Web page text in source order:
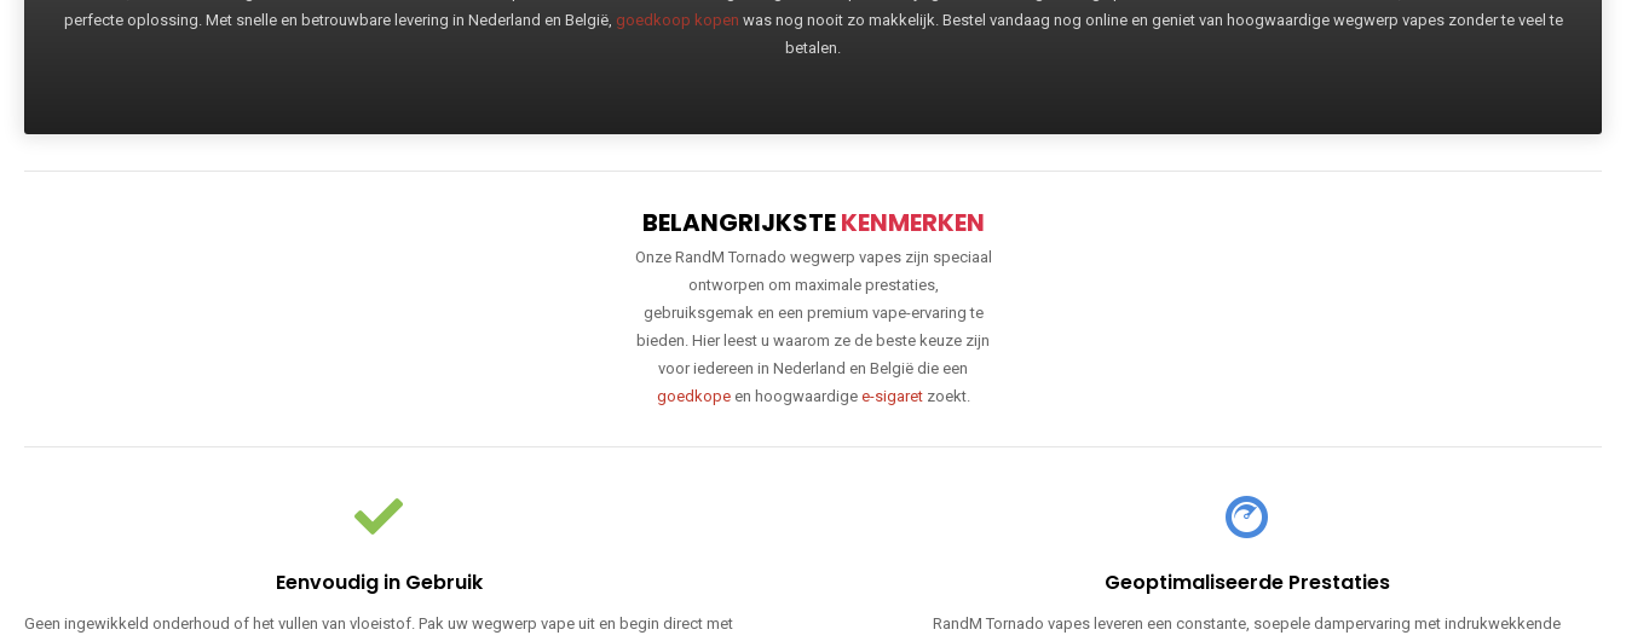
perfecte oplossing. Met snelle en betrouwbare levering in Nederland en België, goedkoop kopen was nog nooit zo makkelijk. Bestel vandaag nog online en geniet van hoogwaardige wegwerp vapes zonder te veel te
betalen.
BELANGRIJKSTEKENMERKEN
Onze RandM Tornado wegwerp vapes zijn speciaal
ontworpen om maximale prestaties,
gebruiksgemak en een premium vape-ervaring te
bieden. Hier leest u waarom ze de beste keuze zijn
voor iedereen in Nederland en België die een
goedkopeen hoogwaardige e-sigaretzoekt.
Eenvoudig in Gebruik
Geen ingewikkeld onderhoud of het vullen van vloeistof. Pak uw wegwerp vape uit en begin direct met
Geoptimaliseerde Prestaties
RandM Tornado vapes leveren een constante, soepele dampervaring met indrukwekkende